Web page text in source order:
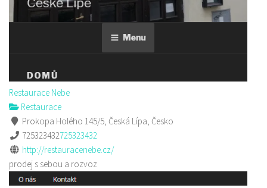
Restaurace Nebe
Restaurace
Prokopa Holého 145/5, Česká Lípa, Česko
725323432725323432
http://restauracenebe.cz/
prodej s sebou a rozvoz